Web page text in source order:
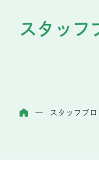
スタッフ
ホームスタッフブ